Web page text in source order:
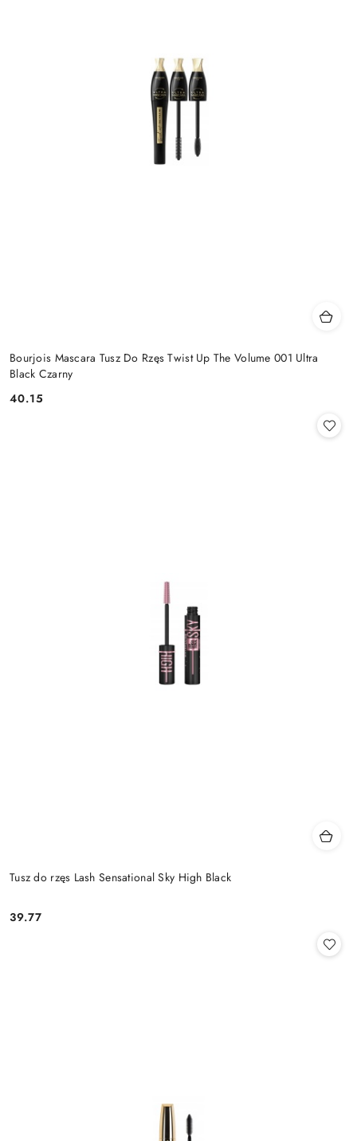
Bourjois Mascara Tusz Do Rzęs Twist Up The Volume 001 Ultra
Black Czarny
Cena:
40.15
Tusz do rzęs Lash Sensational Sky High Black
Cena:
39.77